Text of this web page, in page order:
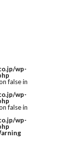
wp-
false in
wp-
false in
wp-